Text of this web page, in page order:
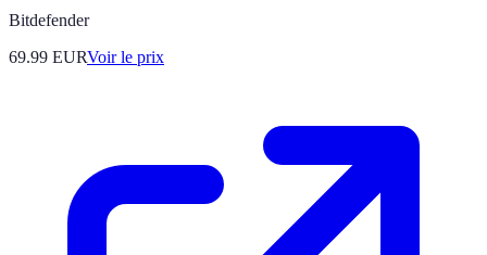
Bitdefender
69.99 EURVoir le prix